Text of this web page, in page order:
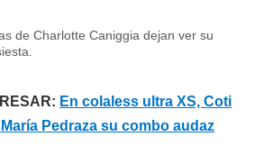
de Charlotte Caniggia dejan ver su
En colaless ultra XS, Coti
Pedraza su combo audaz